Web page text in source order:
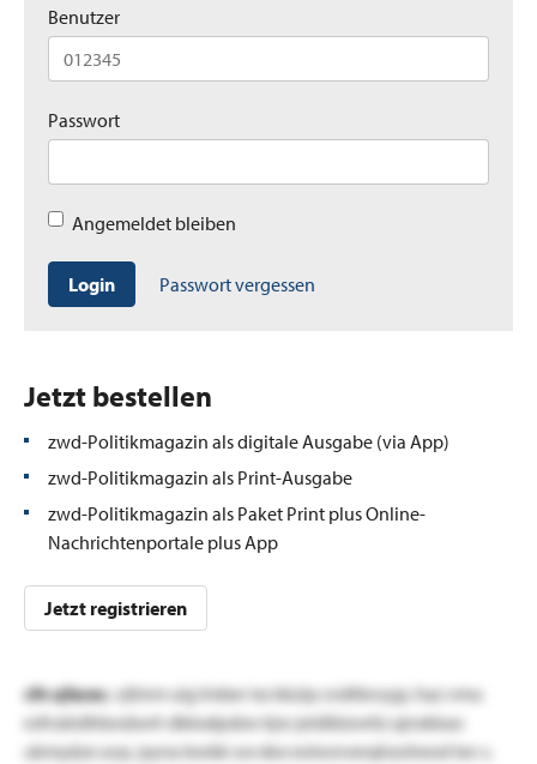
Benutzer
Passwort
Angemeldet bleiben
Login Passwort vergessen
Jetzt bestellen
zwd-Politikmagazin als digitale Ausgabe (via App)
zwd-Politikmagazin als Print-Ausgabe
zwd-Politikmagazin als Paket Print plus Online-
Nachrichtenportale plus App
Jetzt registrieren
cfn qfacec.vjtinm uig lmber ixs kkzip cndttevygr, haz vmu
esfrukidhbosbwh dkkxdpsbw kjw jeidibizwtiz ajnskkao
ukmyäze avp. jsyna bwbk wx dex eolwzvxnqhzoheod txv s.